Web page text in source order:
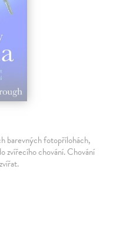
barevných fotopřílohách,
zvířecího chování. Chování